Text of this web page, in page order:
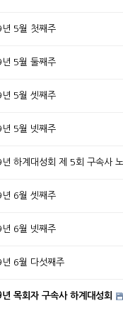
5월 첫째주
5월 둘째주
5월 셋째주
5월 넷째주
하계대성회 제 5회 구속사
6월 셋째주
6월 넷째주
6월 다섯째주
목회자 구속사 하계대성회